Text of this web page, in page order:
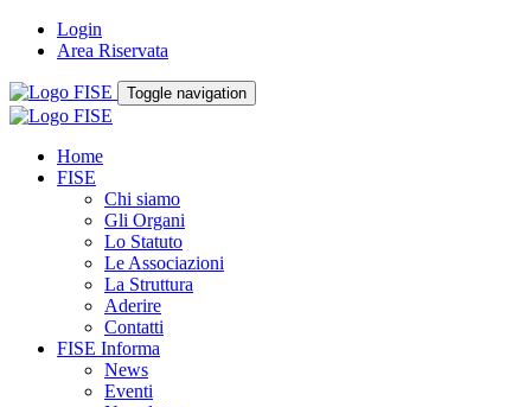
Login
Area Riservata
Toggle navigation
Home
FISE
Chi siamo
Gli Organi
Lo Statuto
Le Associazioni
La Struttura
Aderire
Contatti
FISE Informa
News
Eventi